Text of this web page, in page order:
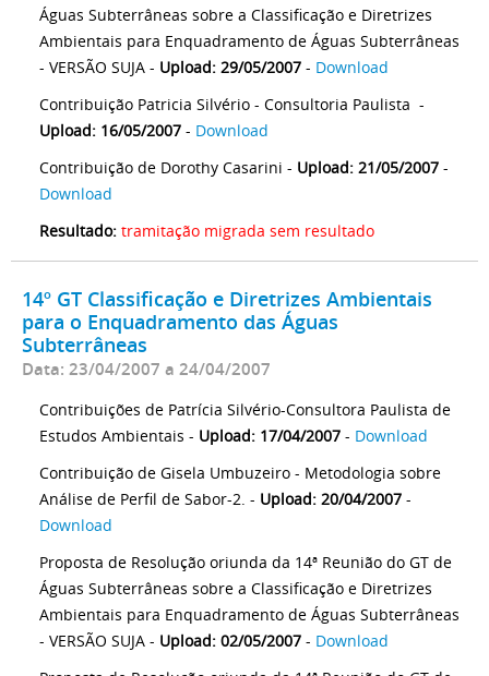
Águas Subterrâneas sobre a Classificação e Diretrizes
Ambientais para Enquadramento de Águas Subterrâneas
- VERSÃO SUJA - Upload: 29/05/2007 - Download
Contribuição Patricia Silvério - Consultoria Paulista -
Upload: 16/05/2007 - Download
Contribuição de Dorothy Casarini - Upload: 21/05/2007 -
Download
Resultado: tramitação migrada sem resultado
14º GT Classificação e Diretrizes Ambientais
para o Enquadramento das Águas
Subterrâneas
Data: 23/04/2007 a 24/04/2007
Contribuições de Patrícia Silvério-Consultora Paulista de
Estudos Ambientais - Upload: 17/04/2007 - Download
Contribuição de Gisela Umbuzeiro - Metodologia sobre
Análise de Perfil de Sabor-2. - Upload: 20/04/2007 -
Download
Proposta de Resolução oriunda da 14ª Reunião do GT de
Águas Subterrâneas sobre a Classificação e Diretrizes
Ambientais para Enquadramento de Águas Subterrâneas
- VERSÃO SUJA - Upload: 02/05/2007 - Download